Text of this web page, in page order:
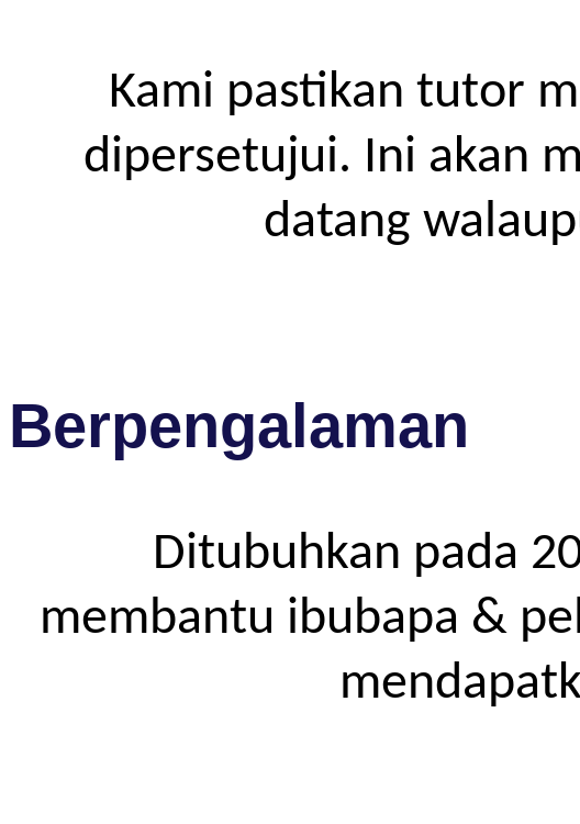
Kami pastikan tutor
dipersetujui. Ini akan
datang
Berpengalaman
Ditubuhkan pada
membantu ibubapa &